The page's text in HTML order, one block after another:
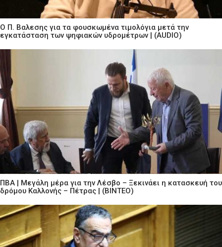
Ο Π. Βαλεσης για τα φουσκωμένα τιμολόγια μετά την
εγκατάσταση των ψηφιακών υδρομέτρων | (AUDIO)
ΠΒΑ | Μεγάλη μέρα για την Λέσβο – Ξεκινάει η κατασκευή του
δρόμου Καλλονής – Πέτρας | (ΒΙΝΤΕΟ)